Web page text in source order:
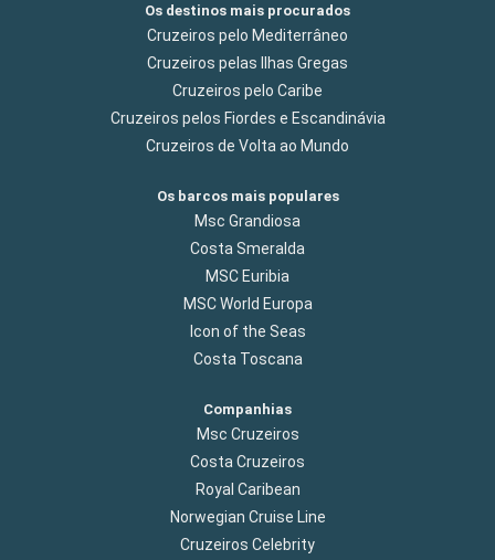
Os destinos mais procurados
Cruzeiros pelo Mediterrâneo
Cruzeiros pelas Ilhas Gregas
Cruzeiros pelo Caribe
Cruzeiros pelos Fiordes e Escandinávia
Cruzeiros de Volta ao Mundo
Os barcos mais populares
Msc Grandiosa
Costa Smeralda
MSC Euribia
MSC World Europa
Icon of the Seas
Costa Toscana
Companhias
Msc Cruzeiros
Costa Cruzeiros
Royal Caribean
Norwegian Cruise Line
Cruzeiros Celebrity